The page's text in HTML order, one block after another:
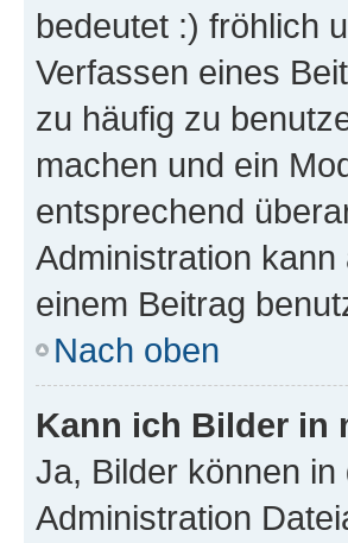
bedeutet :) fröhlich
Verfassen eines
zu häufig zu
machen und ein
entsprechend
Administration
einem Beitrag
Nach oben
Kann ich Bilder in
Ja, Bilder können
Administration